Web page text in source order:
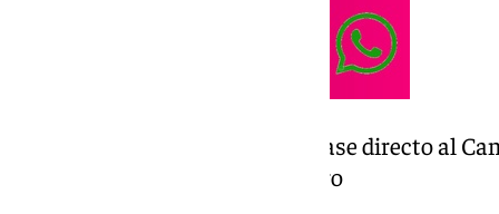
Este logro les asegura un pase directo al
celebrará del 7 al 9 de febrero